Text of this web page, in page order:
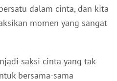
dalam cinta, dan kita
momen yang sangat
saksi cinta yang tak
bersama-sama